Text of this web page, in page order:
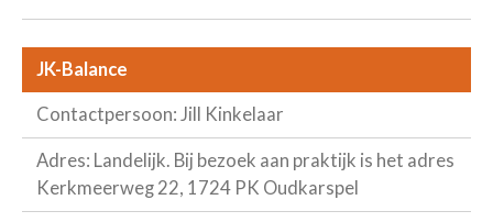
JK-Balance
Contactpersoon: Jill Kinkelaar
Adres: Landelijk. Bij bezoek aan praktijk is het adres
Kerkmeerweg 22, 1724 PK Oudkarspel